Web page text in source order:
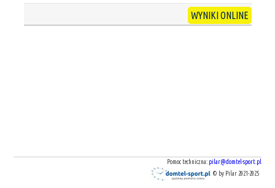
WYNIKI ONLINE
Pomoc techniczna: pilar@domtel-sport.pl
© by Pilar 2021-2025